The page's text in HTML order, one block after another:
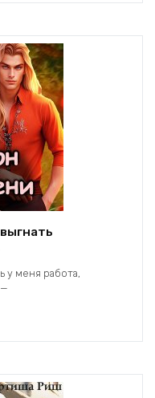
у меня работа,